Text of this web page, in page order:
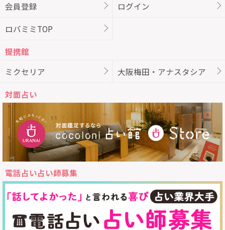
会員登録 ログイン
ロバミミTOP
提携館
ミクセリア
大阪梅田・アナスタシア
対面占い
電話占い占い師募集